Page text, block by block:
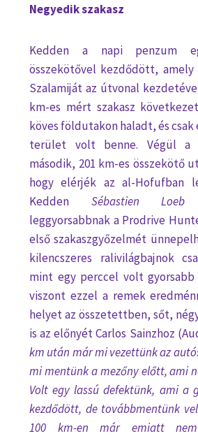
Negyedik szakasz
Kedden a napi penzum
összekötővel kezdődött,
Szalamiját az útvonal
km-es mért szakasz
köves földutakon haladt, és csak
terület volt benne. Végül a
második, 201 km-es összekötő
hogy elérjék az al-Hofufban
Kedden Sébastien Loeb
leggyorsabbnak a Prodrive
első szakaszgyőzelmét
kilencszeres ralivilágbajnok
mint egy perccel volt gyorsabb
viszont ezzel a remek
helyet az összetettben, sőt,
is az előnyét Carlos Sainzhoz
km után már mi vezettünk az
mi mentünk a mezőny előtt, ami
Volt egy lassú defektünk, ami a
kezdődött, de továbbmentünk
100 km-en már emiatt